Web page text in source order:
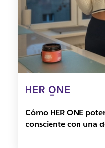
Cómo HER ONE
consciente con una